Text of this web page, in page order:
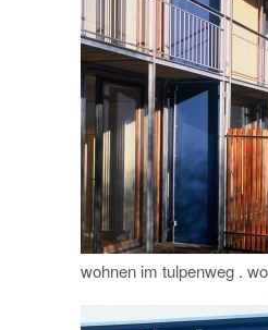
wohnen im tulpenweg .